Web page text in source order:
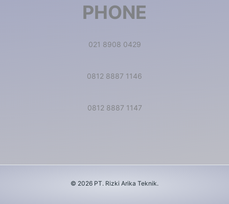
PHONE
021 8908 0429
0812 8887 1146
0812 8887 1147
© 2026 PT. Rizki Arika Teknik.